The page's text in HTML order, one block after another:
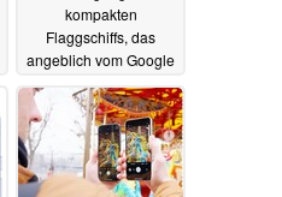
kompakten
Flaggschiffs, das
angeblich vom Google
Pixel inspiriert sein soll
01.04.2025